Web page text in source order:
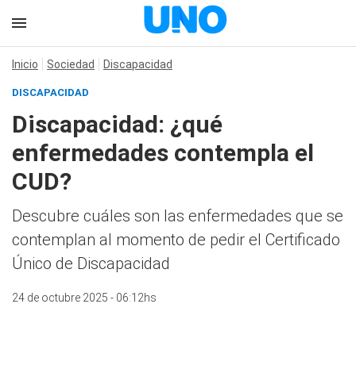
Inicio Sociedad Discapacidad
DISCAPACIDAD
Discapacidad: ¿qué
enfermedades contempla el
CUD?
Descubre cuáles son las enfermedades que se
contemplan al momento de pedir el Certificado
Único de Discapacidad
24 de octubre 2025 - 06:12hs